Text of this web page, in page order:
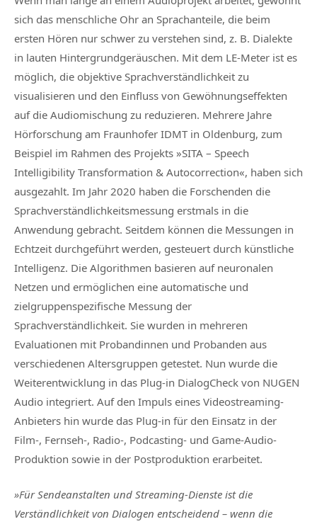
sich das menschliche Ohr an Sprachanteile, die beim
ersten Hören nur schwer zu verstehen sind, z. B. Dialekte
in lauten Hintergrundgeräuschen. Mit dem LE-Meter ist es
möglich, die objektive Sprachverständlichkeit zu
visualisieren und den Einfluss von Gewöhnungseffekten
auf die Audiomischung zu reduzieren. Mehrere Jahre
Hörforschung am Fraunhofer IDMT in Oldenburg, zum
Beispiel im Rahmen des Projekts »SITA – Speech
Intelligibility Transformation & Autocorrection«, haben sich
ausgezahlt. Im Jahr 2020 haben die Forschenden die
Sprachverständlichkeitsmessung erstmals in die
Anwendung gebracht. Seitdem können die Messungen in
Echtzeit durchgeführt werden, gesteuert durch künstliche
Intelligenz. Die Algorithmen basieren auf neuronalen
Netzen und ermöglichen eine automatische und
zielgruppenspezifische Messung der
Sprachverständlichkeit. Sie wurden in mehreren
Evaluationen mit Probandinnen und Probanden aus
verschiedenen Altersgruppen getestet. Nun wurde die
Weiterentwicklung in das Plug-in DialogCheck von NUGEN
Audio integriert. Auf den Impuls eines Videostreaming-
Anbieters hin wurde das Plug-in für den Einsatz in der
Film-, Fernseh-, Radio-, Podcasting- und Game-Audio-
Produktion sowie in der Postproduktion erarbeitet.
»Für Sendeanstalten und Streaming-Dienste ist die
Verständlichkeit von Dialogen entscheidend – wenn die